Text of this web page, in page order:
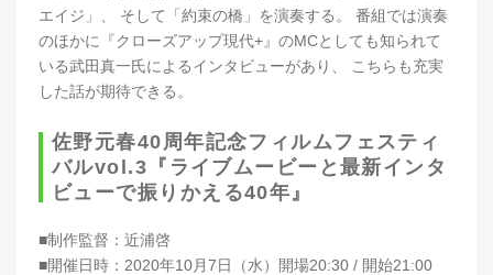
エイジ」、 そして「約束の橋」を演奏する。 番組では演奏
のほかに『クローズアップ現代+』のMCとしても知られて
いる武田真一氏によるインタビューがあり、 こちらも充実
した話が期待できる。
佐野元春40周年記念フィルムフェスティ
バルvol.3『ライブムービーと最新インタ
ビューで振りかえる40年』
■制作監督：近浦啓
■開催日時：2020年10月7日（水）開場20:30 / 開始21:00